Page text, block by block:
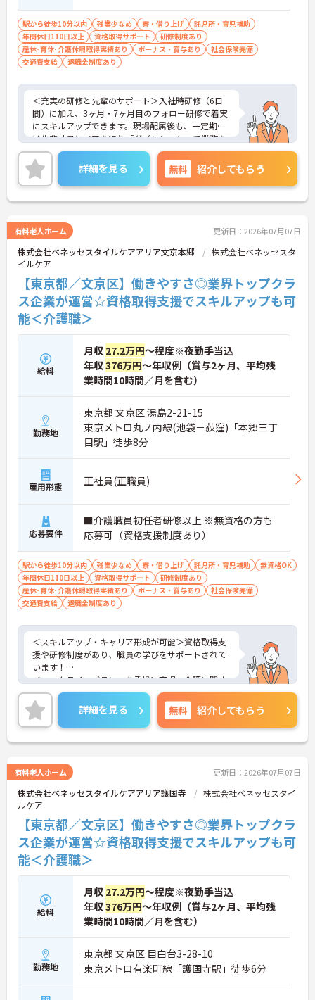
駅から徒歩10分以内 残業少なめ 寮・借り上げ
託児所・育児補助
年間休日110日以上
資格取得サポート
研修制度あり
産休･育休･介護休暇取得実績あり
ボーナス・賞与あり
社会保険完備
交通費支給
退職金制度あり
＜充実の研修と先輩のサポート＞入社時研修（6日
間）に加え、3ヶ月・7ヶ月目のフォロー研修で着実
にスキルアップできます。現場配属後も、一定期間
は先輩社員とペアを組む「ダブルシフト」で業務を
習得できるので、一人で抱え込むことはありませ
ん。
＜頑張りが給与に直結！専門性を磨いて年収アップ
＞経験やスキルがしっかり給与に反映される仕組み
です。定期昇給に加え、独自の社内専門資格制度
の専門性を認定されると、1資格につき月給＋1万円
（最大4万円）の手当がつきます。キャリアアップす
れば年収UPも目指せるため、高いモチベーションで
働き続けられます。
＜家族も嬉しい！ベネッセグループならではの手厚
い福利厚生＞ご家族も支える制度が満載♪産休・育
休の取得実績も多数あり、ライフステージが変わっ
ても長く安心して働き続けられる環境が整っていま
す。
詳細を見る 無料 紹介してもらう
有料老人ホーム 更新日：2026年07月07日
株式会社ベネッセスタイルケアアリア文京本郷
株式会社ベネッセスタ
イルケア
【東京都／文京区】働きやすさ◎業界トップクラ
ス企業が運営☆資格取得支援でスキルアップも可
能＜介護職＞
給料
月収 27.2万円～程度※夜勤手当込
年収376万円～年収例（賞与2ヶ月、平均残
業時間10時間／月を含む）
勤務地
東京都 文京区 湯島2-21-15
東京メトロ丸ノ内線(池袋－荻窪)「本郷三丁
目駅」徒歩8分
雇用形態 正社員(正職員)
応募要件
■介護職員初任者研修以上 ※無資格の方も
応募可（資格支援制度あり）
駅から徒歩10分以内 残業少なめ 寮・借り上げ 託児所・育児補助
無資格OK
年間休日110日以上
資格取得サポート
研修制度あり
産休･育休･介護休暇取得実績あり
ボーナス・賞与あり
社会保険完備
交通費支給
退職金制度あり
＜スキルアップ・キャリア形成が可能＞資格取得支
援や研修制度があり、職員の学びをサポートされて
います！
＜ワークライフバランスを重視＞育児・介護に関す
る制度や社宅制度、各種手当など、長く安心して働
きやすい環境が整っています。
＜寄り添ったケアの実施＞利用者さまに深く寄り添
ったサービスの提供を目指し、職員の専門性を高め
るような人材育成にも注力されています。
詳細をお話ししますのでお気軽にご相談ください！
詳細を見る 無料 紹介してもらう
有料老人ホーム 更新日：2026年07月07日
株式会社ベネッセスタイルケアアリア護国寺
株式会社ベネッセスタイ
ルケア
【東京都／文京区】働きやすさ◎業界トップクラ
ス企業が運営☆資格取得支援でスキルアップも可
能＜介護職＞
給料
月収 27.2万円～程度※夜勤手当込
年収376万円～年収例（賞与2ヶ月、平均残
業時間10時間／月を含む）
勤務地
東京都 文京区 目白台3-28-10
東京メトロ有楽町線「護国寺駅」徒歩6分